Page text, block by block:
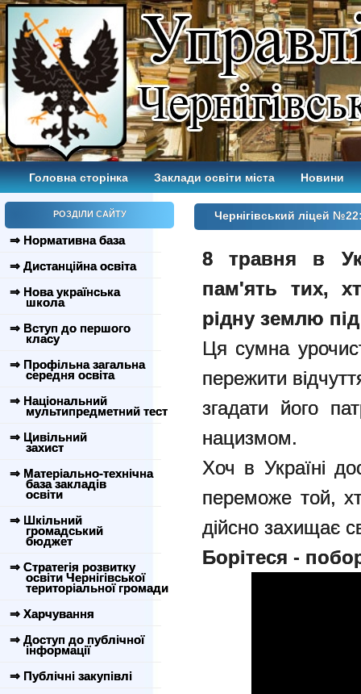
Головна сторінка Заклади освіти міста Новини
РОЗДІЛИ САЙТУ
⇒ Нормативна база
⇒ Дистанційна освіта
⇒ Нова українська
школа
⇒ Вступ до першого
класу
⇒ Профільна загальна
середня освіта
⇒ Національний
мультипредметний тест
⇒ Цивільний
захист
⇒ Матеріально-технічна
база закладів
освіти
⇒ Шкільний
громадський
бюджет
⇒ Стратегія розвитку
освіти Чернігівської
територіальної громади
⇒ Харчування
⇒ Доступ до публічної
інформації
⇒ Публічні закупівлі
Чернігівський ліцей
8 травня в
пам'ять тих,
рідну землю під
Ця сумна
пережити
згадати його
нацизмом.
Хоч в Україні
переможе той,
дійсно захищає
Борітеся -